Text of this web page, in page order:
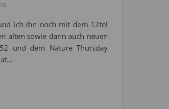
ich ihn noch mit dem 12tel
alten sowie dann auch neuen
und dem Nature Thursday